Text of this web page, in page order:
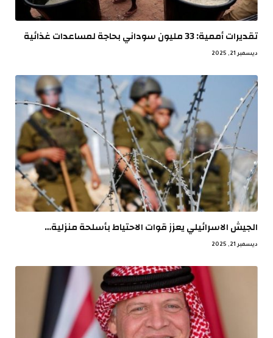
تقديرات أممية: 33 مليون سوداني بحاجة لمساعدات غذائية
ديسمبر 21, 2025
الجيش الاسرائيلي يعزز قوات الاحتياط بأسلحة منزلية…
ديسمبر 21, 2025